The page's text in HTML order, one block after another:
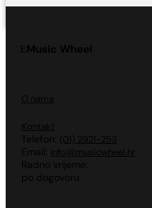
Music Wheel
O nama
Kontakt
Telefon: (01) 2921-253
Email: info@musicwheel.hr
Radno vrijeme:
po dogovoru